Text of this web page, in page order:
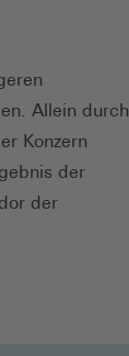
Allein durch
Konzern
der
der